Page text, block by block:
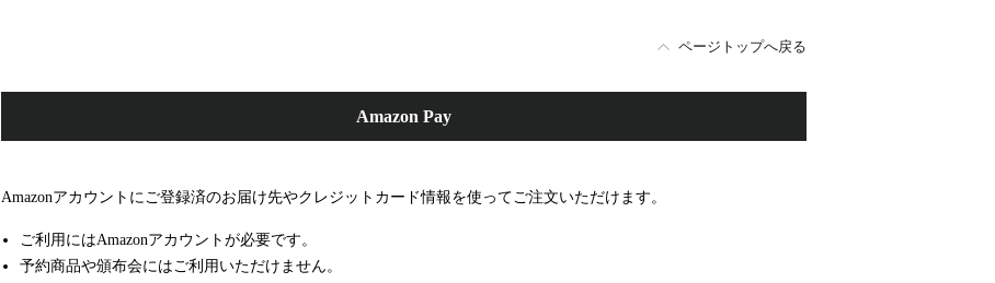
ページトップへ戻る
Amazon Pay
Amazonアカウントにご登録済のお届け先やクレジットカード情報を使ってご注文いただけます。
ご利用にはAmazonアカウントが必要です。
予約商品や頒布会にはご利用いただけません。